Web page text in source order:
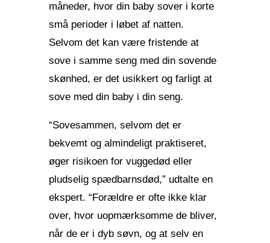
måneder, hvor din baby sover i korte
små perioder i løbet af natten.
Selvom det kan være fristende at
sove i samme seng med din sovende
skønhed, er det usikkert og farligt at
sove med din baby i din seng.
“Sovesammen, selvom det er
bekvemt og almindeligt praktiseret,
øger risikoen for vuggedød eller
pludselig spædbarnsdød,” udtalte en
ekspert. “Forældre er ofte ikke klar
over, hvor uopmærksomme de bliver,
når de er i dyb søvn, og at selv en